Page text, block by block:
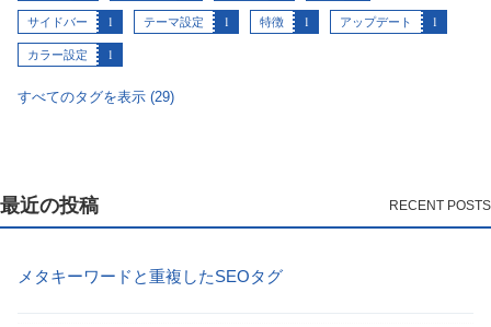
サイドバー
1 テーマ設定 1 特徴 1 アップデート
1
カラー設定
1
すべてのタグを表示 (29)
最近の投稿
メタキーワードと重複したSEOタグ